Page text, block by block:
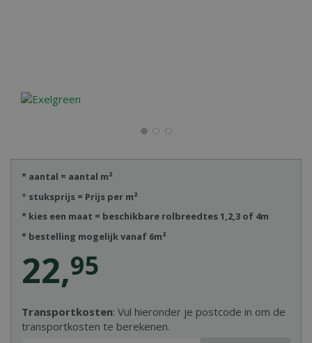
Transportkosten: Vul hieronder je postcode in om de
transportkosten te berekenen.
22,95
* aantal = aantal m²
* stuksprijs = Prijs per m²
* kies een maat = beschikbare rolbreedtes 1,2,3 of 4m
* bestelling mogelijk vanaf 6m²